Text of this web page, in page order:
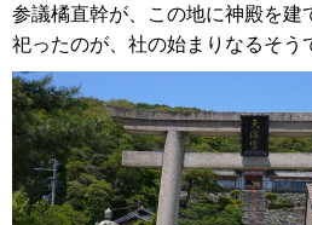
参議橘直幹が、この地に神殿を建
祀ったのが、社の始まりなるそう